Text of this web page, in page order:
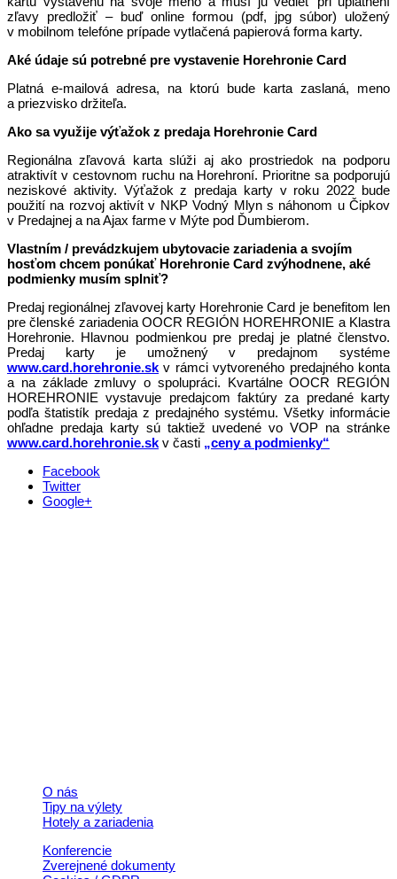
zľavy predložiť – buď online formou (pdf, jpg súbor) uložený
v mobilnom telefóne prípade vytlačená papierová forma karty.
Aké údaje sú potrebné pre vystavenie Horehronie Card
Platná e-mailová adresa, na ktorú bude karta zaslaná, meno
a priezvisko držiteľa.
Ako sa využije výťažok z predaja Horehronie Card
Regionálna zľavová karta slúži aj ako prostriedok na podporu
atraktivít v cestovnom ruchu na Horehroní. Prioritne sa podporujú
neziskové aktivity. Výťažok z predaja karty v roku 2022 bude
použití na rozvoj aktivít v NKP Vodný Mlyn s náhonom u Čipkov
v Predajnej a na Ajax farme v Mýte pod Ďumbierom.
Vlastním / prevádzkujem ubytovacie zariadenia a svojím
hosťom chcem ponúkať Horehronie Card zvýhodnene, aké
podmienky musím splniť?
Predaj regionálnej zľavovej karty Horehronie Card je benefitom len
pre členské zariadenia OOCR REGIÓN HOREHRONIE a Klastra
Horehronie. Hlavnou podmienkou pre predaj je platné členstvo.
Predaj karty je umožnený v predajnom systéme
www.card.horehronie.sk v rámci vytvoreného predajného konta
a na základe zmluvy o spolupráci. Kvartálne OOCR REGIÓN
HOREHRONIE vystavuje predajcom faktúry za predané karty
podľa štatistík predaja z predajného systému. Všetky informácie
ohľadne predaja karty sú taktiež uvedené vo VOP na stránke
www.card.horehronie.sk v časti „ceny a podmienky“
Facebook
Twitter
Google+
O nás
Tipy na výlety
Hotely a zariadenia
Konferencie
Zverejnené dokumenty